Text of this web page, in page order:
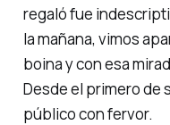
regaló fue
la mañana, vimos
boina y con esa
Desde el primero de
público con fervor.